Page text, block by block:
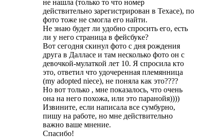
не нашла (только то что номер
действительно зарегистрирован в Техасе), по
фото тоже не смогла его найти.
Не знаю будет ли удобно спросить его, есть
ли у него страница в фейсбуке?
Вот сегодня скинул фото с дня рождения
друга в Далласе и там несколько фото он с
девочкой-мулаткой лет 10. Я спросила кто
это, ответил что удочеренная племянница
(my adopted niece), не поняла как это????
Но вот только , мне показалось, что очень
она на него похожа, или это паранойя))))
Извините, если написала все сумбурно,
пишу на работе, но мне действительно
важно ваше мнение.
Спасибо!